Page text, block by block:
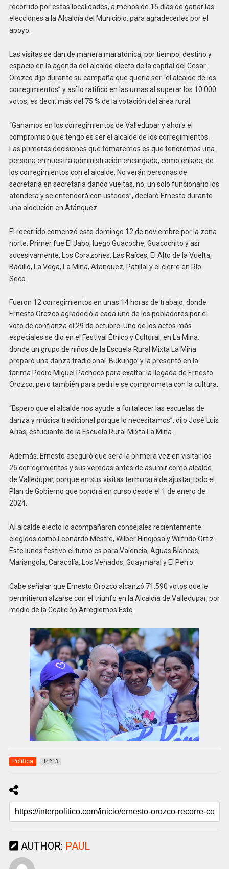
recorrido por estas localidades, a menos de 15 días de ganar las
elecciones a la Alcaldía del Municipio, para agradecerles por el
apoyo.
Las visitas se dan de manera maratónica, por tiempo, destino y
espacio en la agenda del alcalde electo de la capital del Cesar.
Orozco dijo durante su campaña que quería ser “el alcalde de los
corregimientos” y así lo ratificó en las urnas al superar los 10.000
votos, es decir, más del 75 % de la votación del área rural.
“Ganamos en los corregimientos de Valledupar y ahora el
compromiso que tengo es ser el alcalde de los corregimientos.
Las primeras decisiones que tomaremos es que tendremos una
persona en nuestra administración encargada, como enlace, de
los corregimientos con el alcalde. No verán personas de
secretaría en secretaría dando vueltas, no, un solo funcionario los
atenderá y se entenderá con ustedes”, declaró Ernesto durante
una alocución en Atánquez.
El recorrido comenzó este domingo 12 de noviembre por la zona
norte. Primer fue El Jabo, luego Guacoche, Guacochito y así
sucesivamente, Los Corazones, Las Raíces, El Alto de la Vuelta,
Badillo, La Vega, La Mina, Atánquez, Patillal y el cierre en Río
Seco.
Fueron 12 corregimientos en unas 14 horas de trabajo, donde
Ernesto Orozco agradeció a cada uno de los pobladores por el
voto de confianza el 29 de octubre. Uno de los actos más
especiales se dio en el Festival Étnico y Cultural, en La Mina,
donde un grupo de niños de la Escuela Rural Mixta La Mina
preparó una danza tradicional ‘Bukungo’ y la presentó en la
tarima Pedro Miguel Pacheco para exaltar la llegada de Ernesto
Orozco, pero también para pedirle se comprometa con la cultura.
“Espero que el alcalde nos ayude a fortalecer las escuelas de
danza y música tradicional porque lo necesitamos”, dijo José Luis
Arias, estudiante de la Escuela Rural Mixta La Mina.
Además, Ernesto aseguró que será la primera vez en visitar los
25 corregimientos y sus veredas antes de asumir como alcalde
de Valledupar, porque en sus visitas terminará de ajustar todo el
Plan de Gobierno que pondrá en curso desde el 1 de enero de
2024.
Al alcalde electo lo acompañaron concejales recientemente
elegidos como Leonardo Mestre, Wilber Hinojosa y Wilfrido Ortiz.
Este lunes festivo el turno es para Valencia, Aguas Blancas,
Mariangola, Caracolía, Los Venados, Guaymaral y El Perro.
Cabe señalar que Ernesto Orozco alcanzó 71.590 votos que le
permitieron alzarse con el triunfo en la Alcaldía de Valledupar, por
medio de la Coalición Arreglemos Esto.
Politica 14213
AUTHOR: PAUL